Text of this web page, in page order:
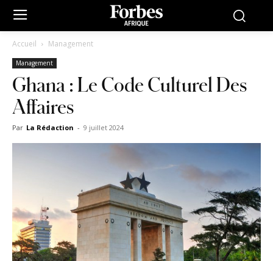
Accueil Management
Management
Ghana : Le Code Culturel Des
Affaires
Par La Rédaction - 9 juillet 2024